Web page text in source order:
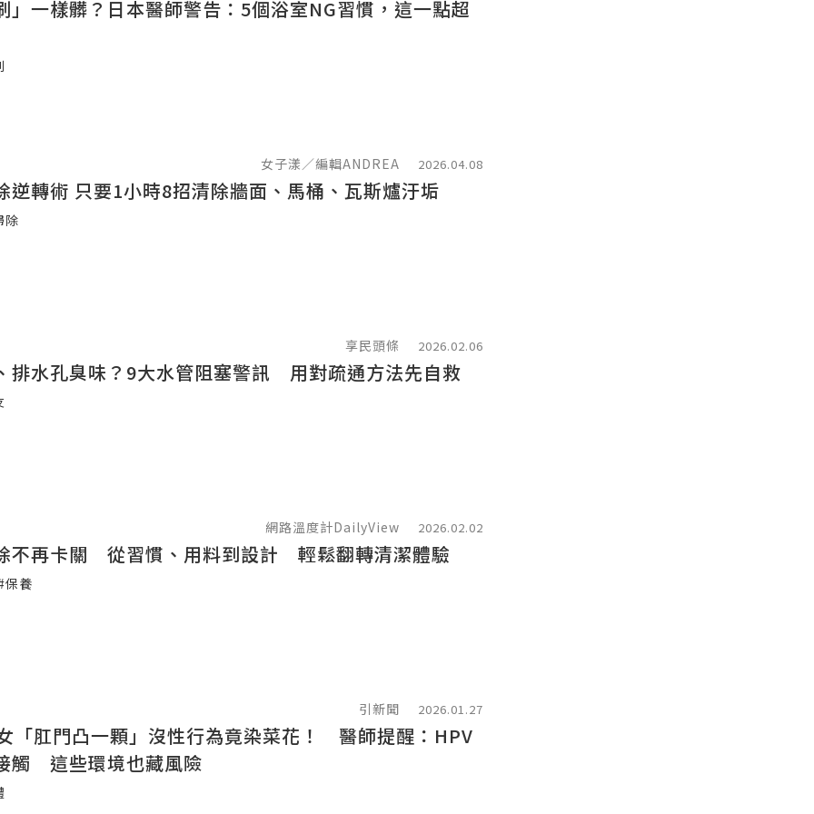
」一樣髒？日本醫師警告：5個浴室NG習慣，這一點超
女子漾／編輯ANDREA 2026.04.08
逆轉術 只要1小時8招清除牆面、馬桶、瓦斯爐汙垢
除
享民頭條 2026.02.06
排水孔臭味？9大水管阻塞警訊 用對疏通方法先自救
網路溫度計DailyView 2026.02.02
不再卡關 從習慣、用料到設計 輕鬆翻轉清潔體驗
保養
引新聞 2026.01.27
「肛門凸一顆」沒性行為竟染菜花！ 醫師提醒：HPV
觸 這些環境也藏風險